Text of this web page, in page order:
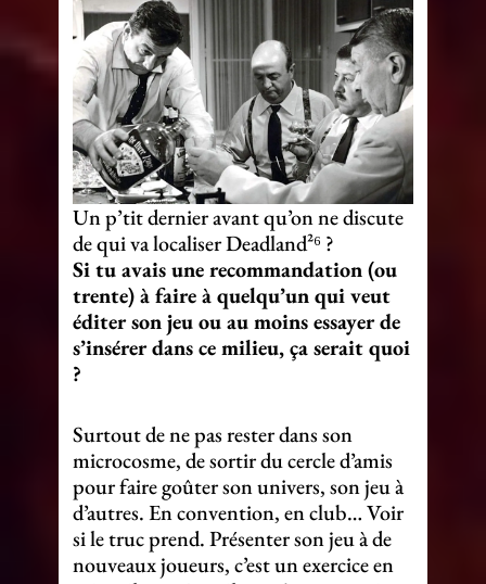
Un p’tit dernier avant qu’on ne discute
de qui va localiser Deadland²⁶ ?
Si tu avais une recommandation (ou
trente) à faire à quelqu’un qui veut
éditer son jeu ou au moins essayer de
s’insérer dans ce milieu, ça serait quoi
?
Surtout de ne pas rester dans son
microcosme, de sortir du cercle d’amis
pour faire goûter son univers, son jeu à
d’autres. En convention, en club… Voir
si le truc prend. Présenter son jeu à de
nouveaux joueurs, c’est un exercice en